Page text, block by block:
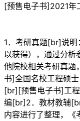
[预售电子书]2021年
1．考研真题[br]说
以获得），通过分析
他院校相关考研真题
书]全国名校工程硕
[br][预售电子书]工
编[br]2．教材教辅
内容进行了整理，《